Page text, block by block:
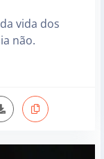
vida dos
não.